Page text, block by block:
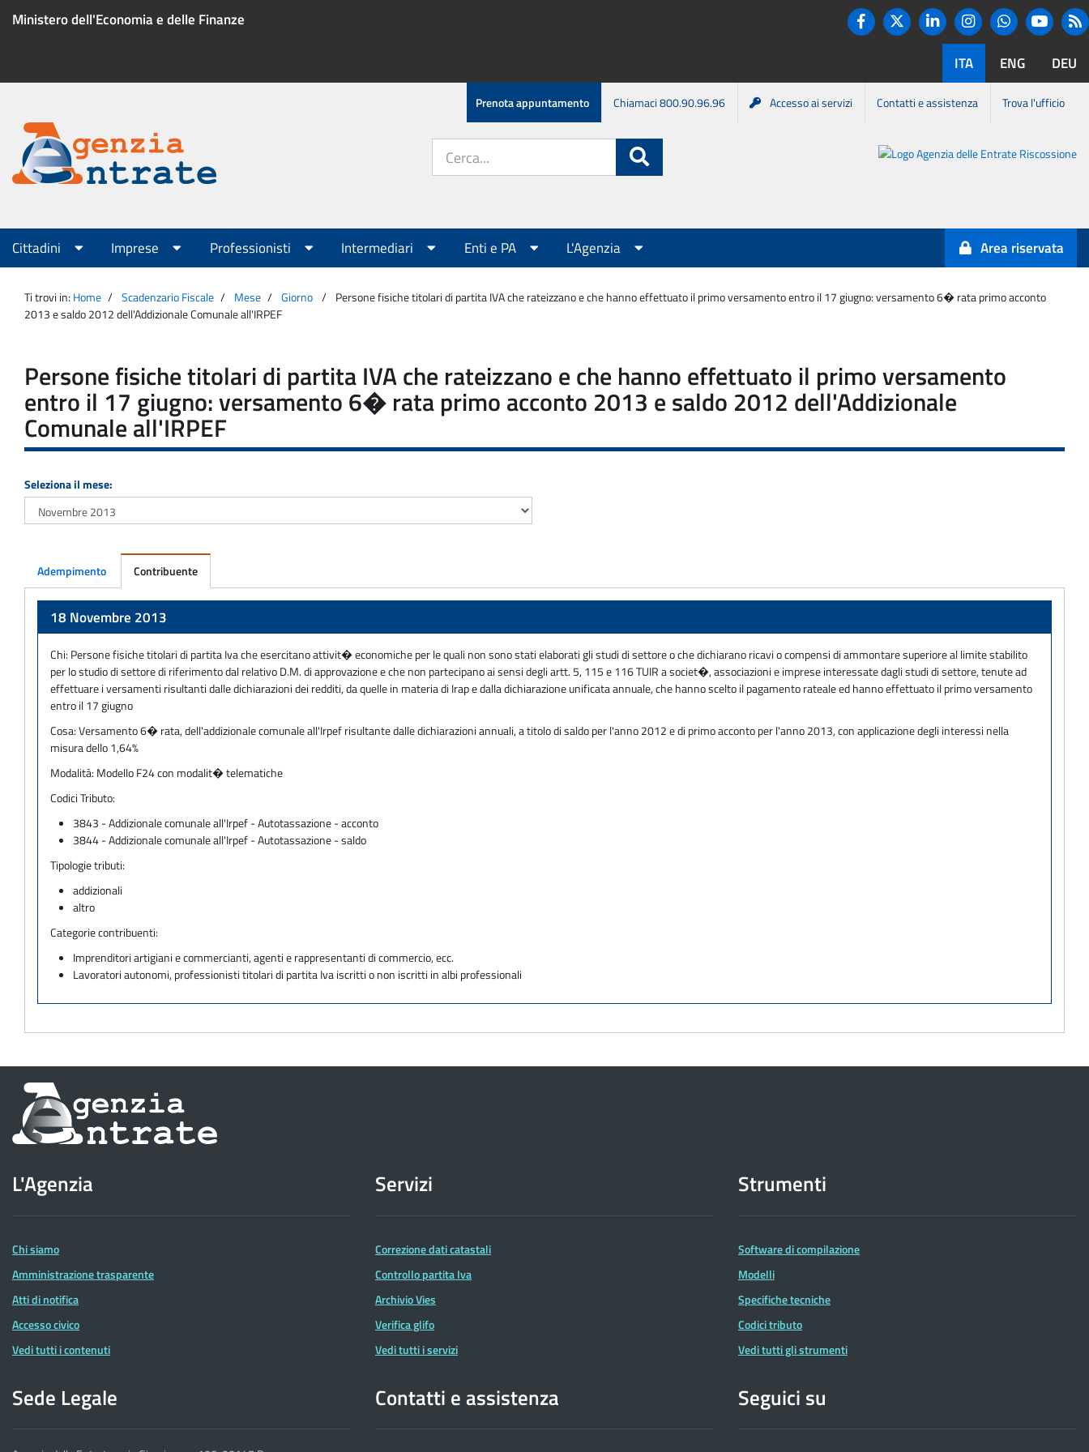
Ministero dell'Economia e delle Finanze
Twitter
LinkedinInstagram
ITA ENG DEU
Menu
servizio
Prenota appuntamento Chiamaci 800.90.96.96 Accesso ai servizi Contatti e assistenza Trova l'ufficio
Agenzia
Entrate
sito:
Agenzia
Entrate-
Riscossione
Menu
principale
Cittadini Imprese Professionisti Intermediari Enti e PA L'Agenzia Area riservata
Ti trovi in: Home Scadenzario Fiscale Mese Giorno
Persone fisiche titolari di partita IVA che rateizzano e che hanno effettuato il primo versamento entro il 17 giugno: versamento 6� rata primo acconto
2013 e saldo 2012 dell'Addizionale Comunale all'IRPEF
Persone fisiche titolari di partita IVA che rateizzano e che hanno effettuato il primo versamento
entro il 17 giugno: versamento 6� rata primo acconto 2013 e saldo 2012 dell'Addizionale
Comunale all'IRPEF
Seleziona il mese:
Adempimento Contribuente
18 Novembre 2013
Chi: Persone fisiche titolari di partita Iva che esercitano attivit� economiche per le quali non sono stati elaborati gli studi di settore o che dichiarano ricavi o compensi di ammontare superiore al limite stabilito
per lo studio di settore di riferimento dal relativo D.M. di approvazione e che non partecipano ai sensi degli artt. 5, 115 e 116 TUIR a societ�, associazioni e imprese interessate dagli studi di settore, tenute ad
effettuare i versamenti risultanti dalle dichiarazioni dei redditi, da quelle in materia di Irap e dalla dichiarazione unificata annuale, che hanno scelto il pagamento rateale ed hanno effettuato il primo versamento
entro il 17 giugno
Cosa:Versamento 6� rata, dell'addizionale comunale all'Irpef risultante dalle dichiarazioni annuali, a titolo di saldo per l'anno 2012 e di primo acconto per l'anno 2013, con applicazione degli interessi nella
misura dello 1,64%
Modalità: Modello F24 con modalit� telematiche
Codici Tributo:
3843 - Addizionale comunale all'Irpef - Autotassazione - acconto
3844 - Addizionale comunale all'Irpef - Autotassazione - saldo
Tipologie tributi:
addizionali
altro
Categorie contribuenti:
Imprenditori artigiani e commercianti, agenti e rappresentanti di commercio, ecc.
Lavoratori autonomi, professionisti titolari di partita Iva iscritti o non iscritti in albi professionali
Informazioni
sul
dell'Agenzia
delle
Entrate
L'Agenzia
Chi siamo
Amministrazione trasparente
Atti di notifica
Accesso civico
Vedi tutti i contenuti
Servizi
Correzione dati catastali
Controllo partita Iva
Archivio Vies
Verifica glifo
Vedi tutti i servizi
Strumenti
Software di compilazione
Modelli
Specifiche tecniche
Codici tributo
Vedi tutti gli strumenti
Sede Legale Contatti e assistenza Seguici su